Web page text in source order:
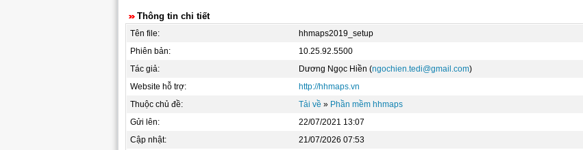
Thông tin chi tiết
Tên file:
hhmaps2019_setup
Phiên bản:
10.25.92.5500
Tác giả:
Dương Ngọc Hiền (ngochien.tedi@gmail.com)
Website hỗ trợ:
http://hhmaps.vn
Thuộc chủ đề:
Tải về » Phần mềm hhmaps
Gửi lên:
22/07/2021 13:07
Cập nhật:
21/07/2026 07:53